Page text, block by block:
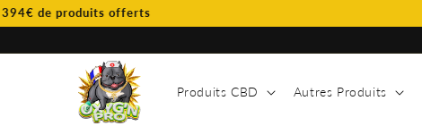
passer
contenu
produits offerts
Produits CBD Autres Produits